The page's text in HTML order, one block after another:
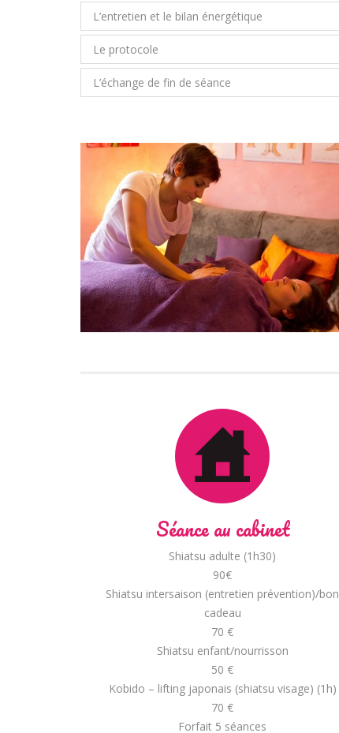
L’entretien et le bilan énergétique
Le protocole
L’échange de fin de séance
Séance au cabinet
Shiatsu adulte (1h30)
90€
Shiatsu intersaison (entretien prévention)/bon
cadeau
70 €
Shiatsu enfant/nourrisson
50 €
Kobido – lifting japonais (shiatsu visage) (1h)
70 €
Forfait 5 séances